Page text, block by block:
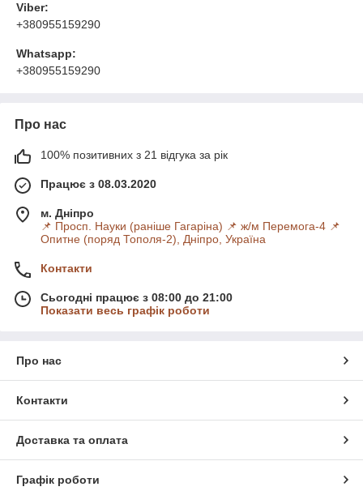
Viber:
+380955159290
Whatsapp:
+380955159290
Про нас
100% позитивних з 21 відгука за рік
Працює з 08.03.2020
м. Дніпро
📌 Просп. Науки (раніше Гагаріна) 📌 ж/м Перемога-4 📌
Опитне (поряд Тополя-2), Дніпро, Україна
Контакти
Сьогодні працює з 08:00 до 21:00
Показати весь графік роботи
Про нас
Контакти
Доставка та оплата
Графік роботи